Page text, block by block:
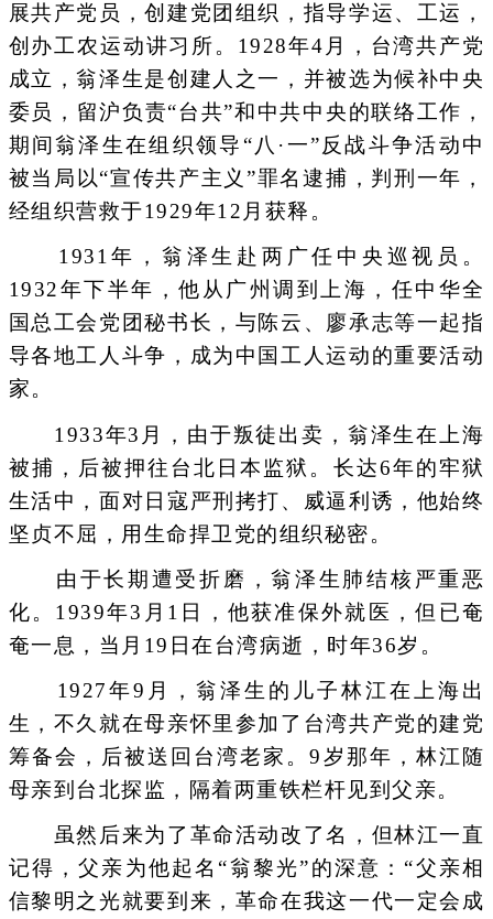
展共产党员，创建党团组织，指导学运、工运，
创办工农运动讲习所。1928年4月，台湾共产党
成立，翁泽生是创建人之一，并被选为候补中央
委员，留沪负责“台共”和中共中央的联络工作，
期间翁泽生在组织领导“八·一”反战斗争活动中
被当局以“宣传共产主义”罪名逮捕，判刑一年，
经组织营救于1929年12月获释。
1931年，翁泽生赴两广任中央巡视员。
1932年下半年，他从广州调到上海，任中华全
国总工会党团秘书长，与陈云、廖承志等一起指
导各地工人斗争，成为中国工人运动的重要活动
家。
1933年3月，由于叛徒出卖，翁泽生在上海
被捕，后被押往台北日本监狱。长达6年的牢狱
生活中，面对日寇严刑拷打、威逼利诱，他始终
坚贞不屈，用生命捍卫党的组织秘密。
由于长期遭受折磨，翁泽生肺结核严重恶
化。1939年3月1日，他获准保外就医，但已奄
奄一息，当月19日在台湾病逝，时年36岁。
1927年9月，翁泽生的儿子林江在上海出
生，不久就在母亲怀里参加了台湾共产党的建党
筹备会，后被送回台湾老家。9岁那年，林江随
母亲到台北探监，隔着两重铁栏杆见到父亲。
虽然后来为了革命活动改了名，但林江一直
记得，父亲为他起名“翁黎光”的深意：“父亲相
信黎明之光就要到来，革命在我这一代一定会成